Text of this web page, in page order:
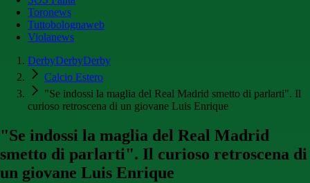
Toronews
Tuttobolognaweb
Violanews
DerbyDerbyDerby
Calcio Estero
"Se indossi la maglia del Real Madrid smetto di parlarti". Il
curioso retroscena di un giovane Luis Enrique
"Se indossi la maglia del Real Madrid
smetto di parlarti". Il curioso retroscena di
un giovane Luis Enrique